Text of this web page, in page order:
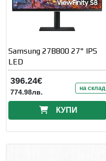
Samsung 27B800 27" IPS
LED
396.24€
774.98лв. на склад
КУПИ